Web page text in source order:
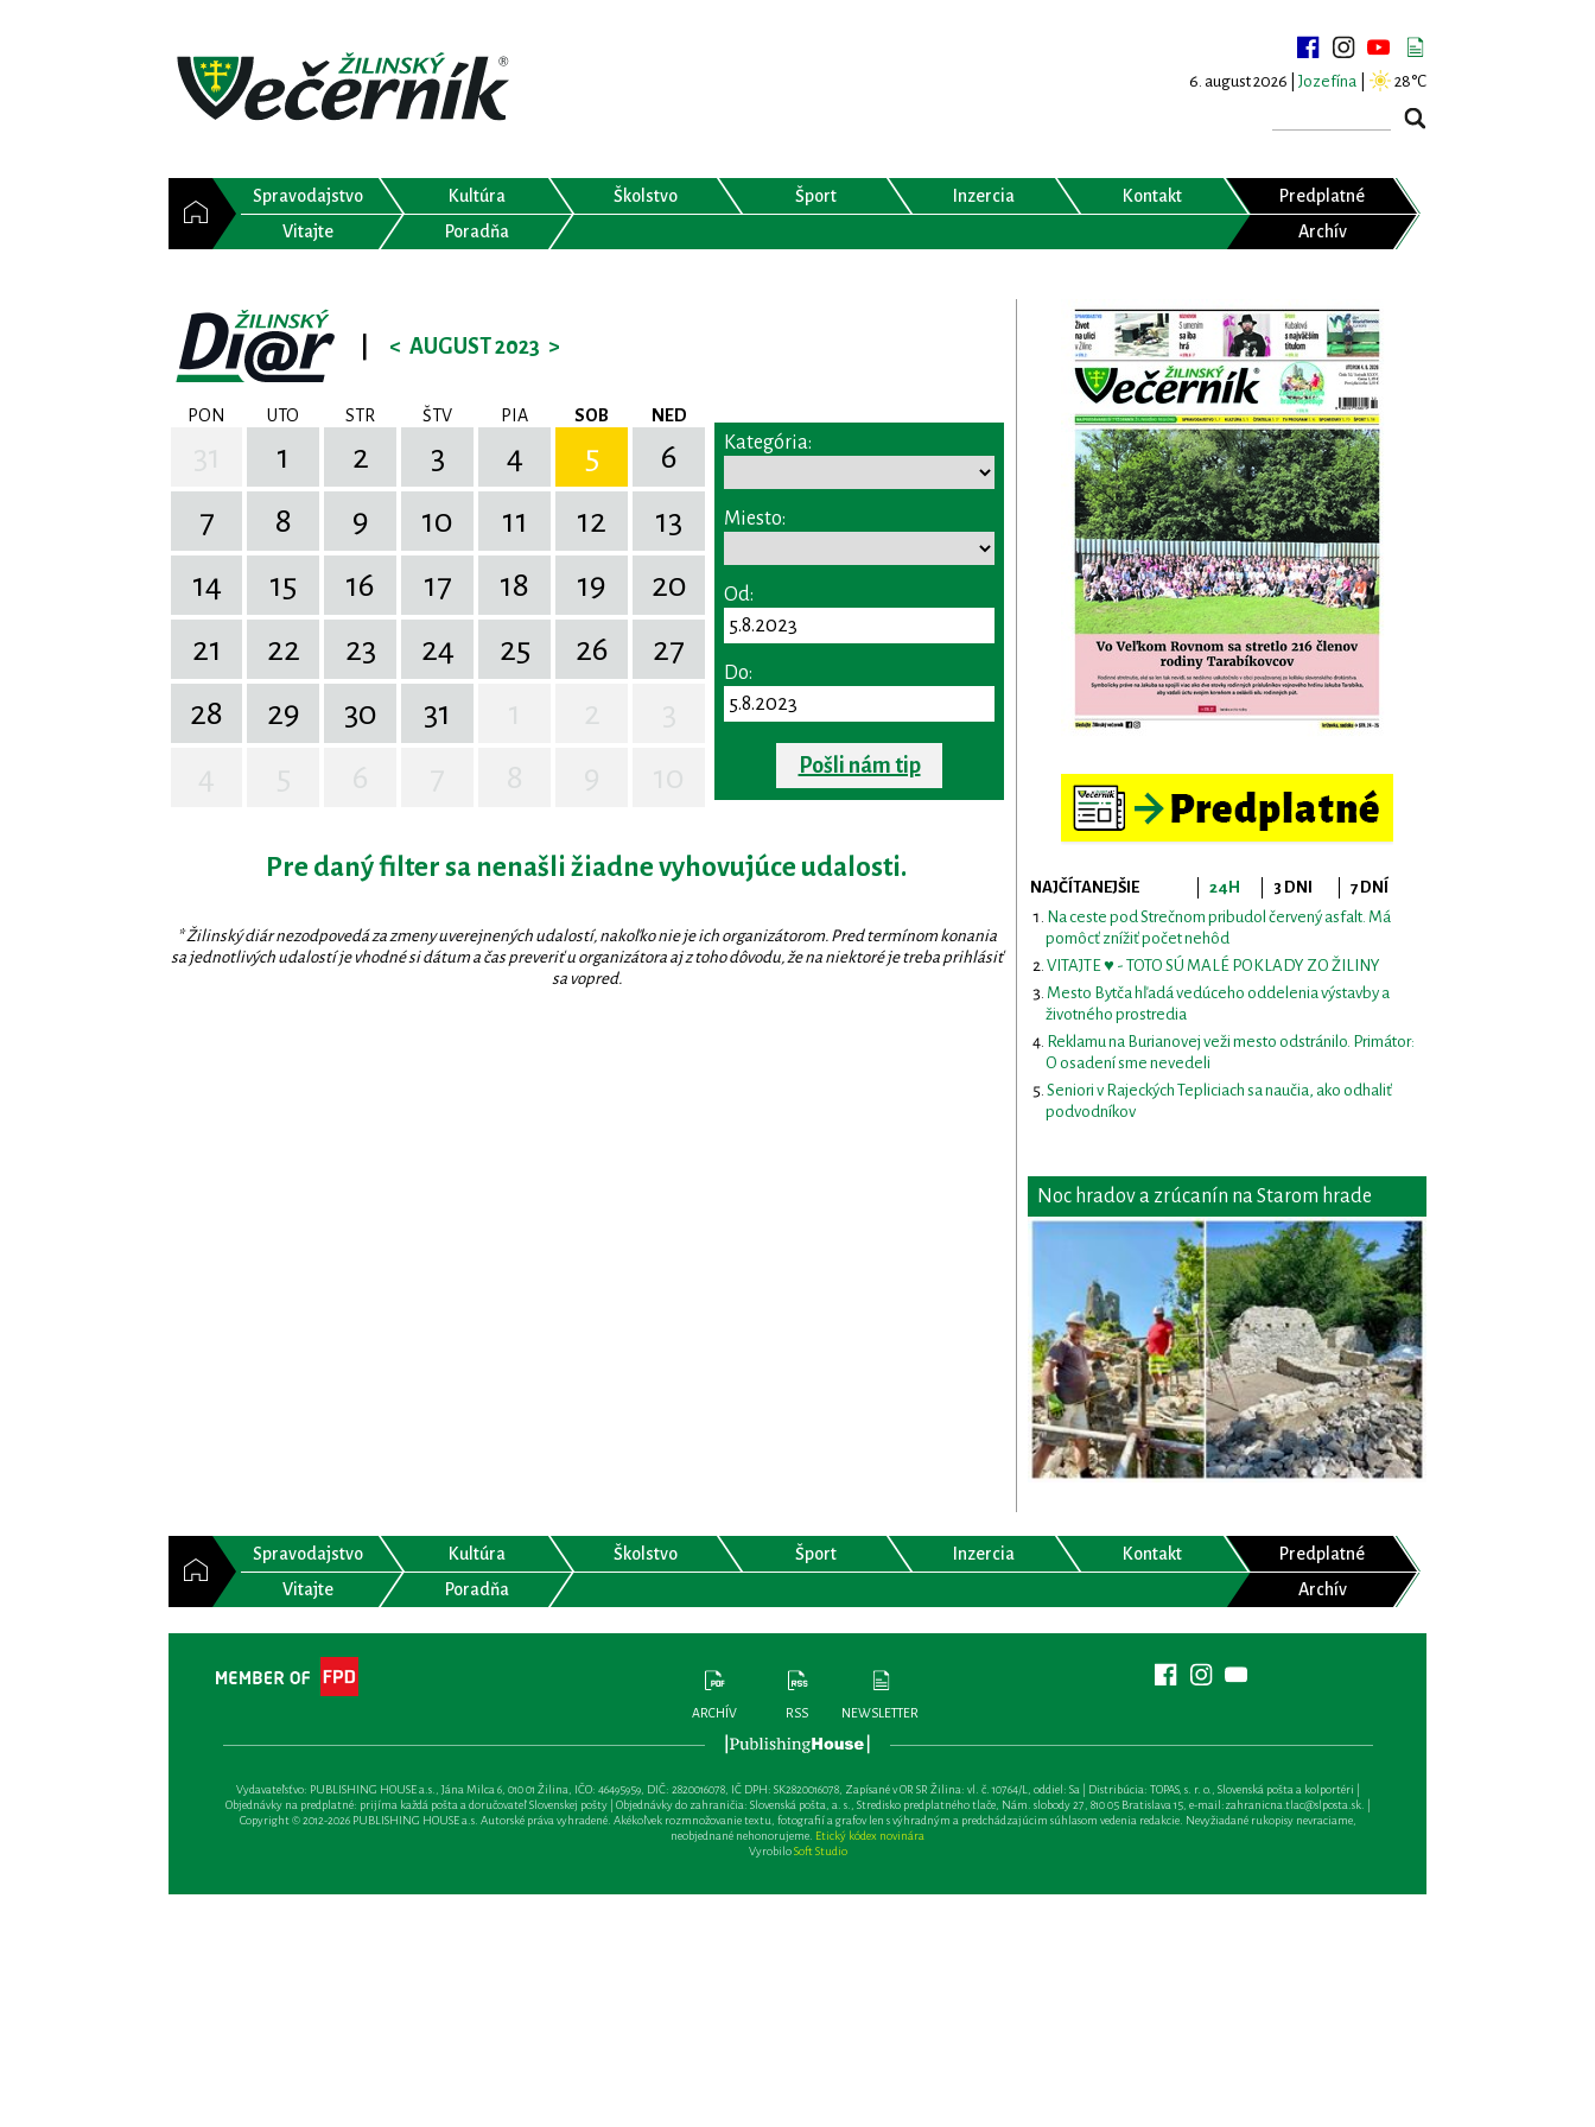
6. august 2026 | Jozefína 28°C
Spravodajstvo Kultúra Školstvo Šport Inzercia Kontakt
Predplatné
Vitajte
Poradňa Archív
< AUGUST 2023 >
PON UTO STR ŠTV PIA SOB NED
1 2 3 4 5
6
7
8 9 10 11 12
13
14
15 16 17 18 19
20
21
22 23 24 25 26
27
28
29 30 31
Kategória:
Miesto:
Od:
Do:
Pošli nám tip
Pre daný filter sa nenašli žiadne vyhovujúce udalosti.
* Žilinský diár nezodpovedá za zmeny uverejnených udalostí, nakoľko nie je ich organizátorom. Pred termínom konania
sa jednotlivých udalostí je vhodné si dátum a čas preveriť u organizátora aj z toho dôvodu, že na niektoré je treba prihlásiť
sa vopred.
NAJČÍTANEJŠIE 24H 3 DNI
7 DNÍ
Na ceste pod Strečnom pribudol červený asfalt. Má
pomôcť znížiť počet nehôd
VITAJTE ♥ - TOTO SÚ MALÉ POKLADY ZO ŽILINY
Mesto Bytča hľadá vedúceho oddelenia výstavby a
životného prostredia
Reklamu na Burianovej veži mesto odstránilo. Primátor:
O osadení sme nevedeli
Seniori v Rajeckých Tepliciach sa naučia, ako odhaliť
podvodníkov
Noc hradov a zrúcanín na Starom hrade
Spravodajstvo Kultúra Školstvo Šport Inzercia Kontakt
Predplatné
Vitajte
Poradňa Archív
ARCHÍV RSS NEWSLETTER
Vydavateľsťvo: PUBLISHING HOUSE a.s., Jána Milca 6, 010 01 Žilina, IČO: 46495959, DIČ: 2820016078, IČ DPH: SK2820016078, Zapísané v OR SR Žilina: vl. č. 10764/L, oddiel: Sa | Distribúcia: TOPAS, s. r. o., Slovenská pošta a kolportéri |
Objednávky na predplatné: prijíma každá pošta a doručovateľ Slovenskej pošty | Objednávky do zahraničia: Slovenská pošta, a. s., Stredisko predplatného tlače, Nám. slobody 27, 810 05 Bratislava 15, e-mail:zahranicna.tlac@slposta.sk. |
Copyright © 2012-2026 PUBLISHING HOUSE a.s. Autorské práva vyhradené. Akékoľvek rozmnožovanie textu, fotografií a grafov len s výhradným a predchádzajúcim súhlasom vedenia redakcie. Nevyžiadané rukopisy nevraciame,
neobjednané nehonorujeme. Etický kódex novinára
VyrobiloSoft Studio